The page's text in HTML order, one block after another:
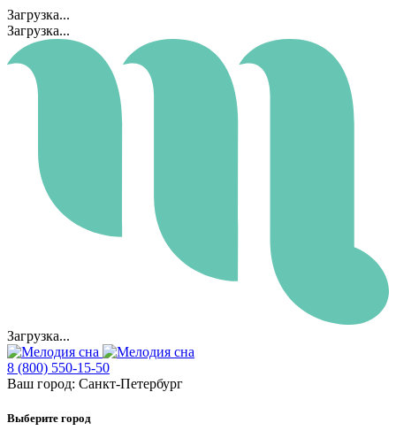
Загрузка...
Загрузка...
Загрузка...
8 (800) 550-15-50
Ваш город: Санкт-Петербург
Выберите город